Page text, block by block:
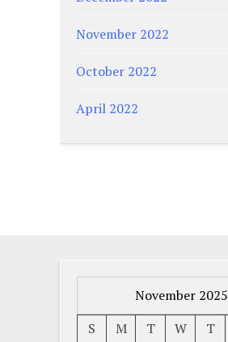
November 2022
October 2022
April 2022
November 2025
S
M T W T